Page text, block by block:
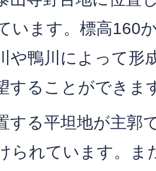
います。標高160
や鴨川によって形
することができま
する平坦地が主郭
られています。ま